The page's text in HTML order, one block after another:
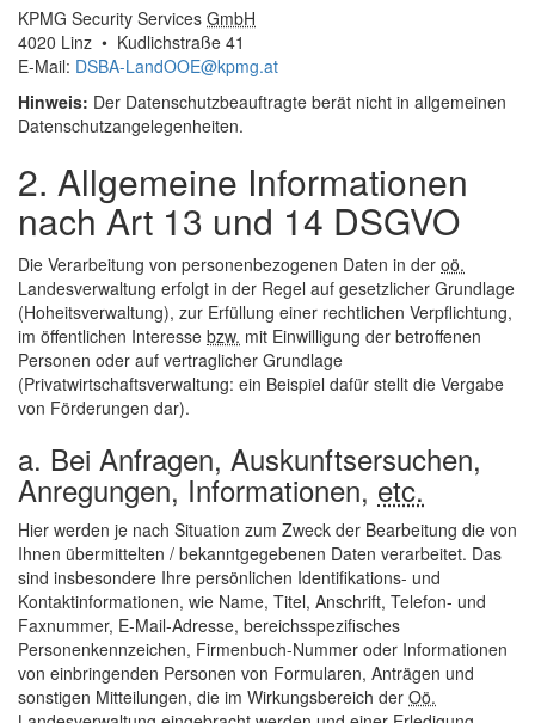
KPMG Security Services GmbH
4020 Linz • Kudlichstraße 41
E-Mail: DSBA-LandOOE@kpmg.at
Hinweis: Der Datenschutzbeauftragte berät nicht in allgemeinen
Datenschutzangelegenheiten.
2. Allgemeine Informationen
nach Art 13 und 14 DSGVO
Die Verarbeitung von personenbezogenen Daten in der oö.
Landesverwaltung erfolgt in der Regel auf gesetzlicher Grundlage
(Hoheitsverwaltung), zur Erfüllung einer rechtlichen Verpflichtung,
im öffentlichen Interesse bzw. mit Einwilligung der betroffenen
Personen oder auf vertraglicher Grundlage
(Privatwirtschaftsverwaltung: ein Beispiel dafür stellt die Vergabe
von Förderungen dar).
a. Bei Anfragen, Auskunftsersuchen,
Anregungen, Informationen, etc.
Hier werden je nach Situation zum Zweck der Bearbeitung die von
Ihnen übermittelten / bekanntgegebenen Daten verarbeitet. Das
sind insbesondere Ihre persönlichen Identifikations- und
Kontaktinformationen, wie Name, Titel, Anschrift, Telefon- und
Faxnummer, E-Mail-Adresse, bereichsspezifisches
Personenkennzeichen, Firmenbuch-Nummer oder Informationen
von einbringenden Personen von Formularen, Anträgen und
sonstigen Mitteilungen, die im Wirkungsbereich der Oö.